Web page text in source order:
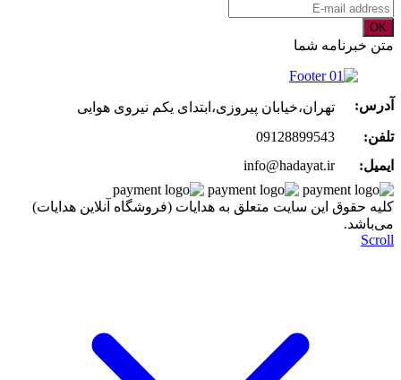
OK
متن خبرنامه شما
آدرس:
تهران،خیابان پیروزی،ابتدای یکم نیروی هوایی
تلفن:
09128899543
ایمیل:
info@hadayat.ir
کليه حقوق اين سايت متعلق به هدایات (فروشگاه آنلاین هدایات)
می‌باشد.
Scroll